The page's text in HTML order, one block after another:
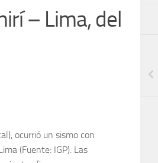
– Lima, del
ocurrió un sismo con
(Fuente: IGP). Las